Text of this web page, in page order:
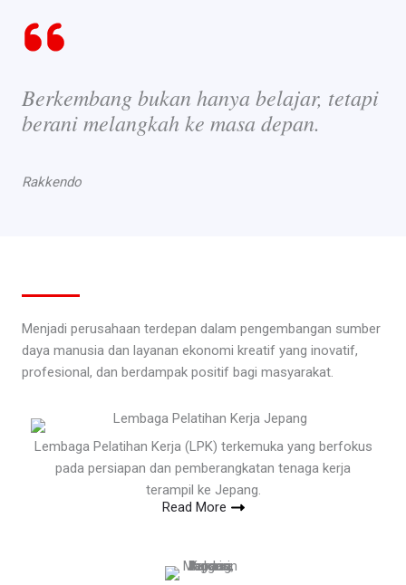
Berkembang bukan hanya belajar, tetapi
berani melangkah ke masa depan.
Rakkendo
Menjadi perusahaan terdepan dalam pengembangan sumber
daya manusia dan layanan ekonomi kreatif yang inovatif,
profesional, dan berdampak positif bagi masyarakat.
Lembaga Pelatihan Kerja (LPK) terkemuka yang berfokus
pada persiapan dan pemberangkatan tenaga kerja
terampil ke Jepang.
Read More